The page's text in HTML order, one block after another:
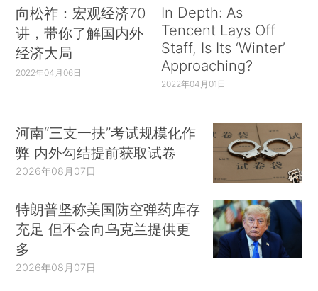
向松祚：宏观经济70
讲，带你了解国内外
经济大局
2022年04月06日
In Depth: As
Tencent Lays Off
Staff, Is Its ‘Winter’
Approaching?
2022年04月01日
河南“三支一扶”考试规模化作
弊 内外勾结提前获取试卷
2026年08月07日
特朗普坚称美国防空弹药库存
充足 但不会向乌克兰提供更
多
2026年08月07日